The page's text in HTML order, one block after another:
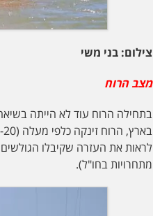
צילום: בני משי
מצב הרוח
לראות את העזרה שקיבלו
מתחרויות בחו"ל).